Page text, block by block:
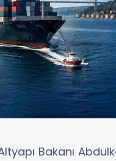
Bakanı